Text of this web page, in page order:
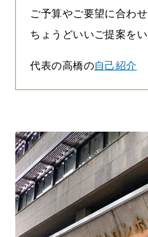
ご予算やご要望に合わ
ちょうどいいご提案をい
代表の高橋の自己紹介